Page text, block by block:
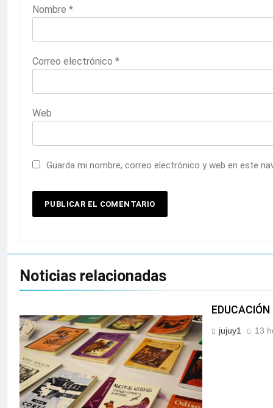
Nombre *
Correo electrónico *
Web
Guarda mi nombre, correo electrónico y web en este
Noticias relacionadas
jujuy1 13